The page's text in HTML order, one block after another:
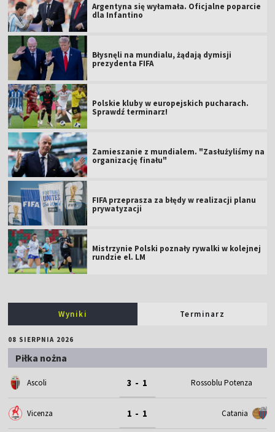
Argentyna się wyłamała. Oficjalne poparcie
dla Infantino
Błysnęli na mundialu, żądają dymisji
prezydenta FIFA
Polskie kluby w europejskich pucharach.
Sprawdź terminarz!
Zamieszanie z mundialem. "Zasłużyliśmy na
organizację finału"
FIFA przeprasza za błędy w realizacji planu
prywatyzacji
Mistrzynie Polski poznały rywalki w kolejnej
rundzie el. LM
Wyniki Terminarz
08 SIERPNIA 2026
Piłka nożna
Ascoli 3 - 1 Rossoblu Potenza
Vicenza 1 - 1 Catania